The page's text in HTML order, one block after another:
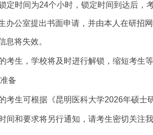
定时间为24个小时，锁定时间到达后，
办公室提出书面申请，并由本人在研招
息将失效。
考生，学校将及时进行解锁，缩短考生
备
考生可根据《昆明医科大学2026年硕士
间和要求将另行通知，请考生密切关注